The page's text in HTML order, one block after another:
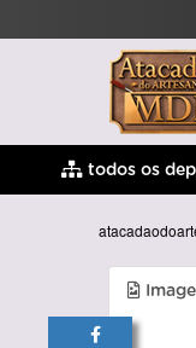
todos os